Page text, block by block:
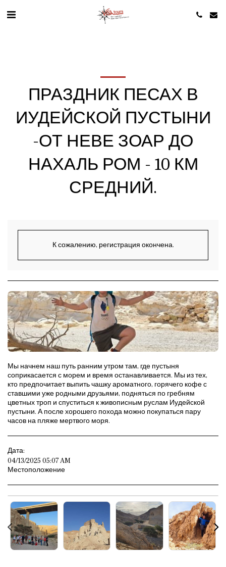
ПРАЗДНИК ПЕСАХ В
ИУДЕЙСКОЙ ПУСТЫНИ
-ОТ НЕВЕ ЗОАР ДО
НАХАЛЬ РОМ - 10 КМ
СРЕДНИЙ.
К сожалению, регистрация окончена.
Мы начнем наш путь ранним утром там, где пустыня
соприкасается с морем и время останавливается. Мы из тех,
кто предпочитает выпить чашку ароматного, горячего кофе с
ставшими уже родными друзьями, подняться по гребням
цветных троп и спуститься к живописным руслам Иудейской
пустыни. А после хорошего похода можно покупаться пару
часов на пляже мертвого моря.
Дата:
04/13/2025 05:07 AM
Местоположение